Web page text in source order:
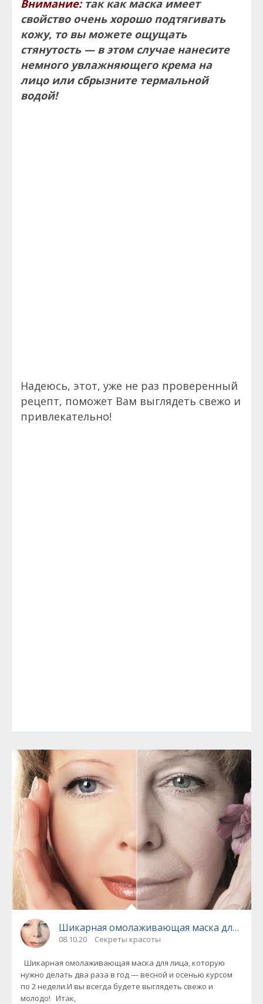
Внимание:так как маска имеет
свойство очень хорошо подтягивать
кожу, то вы можете ощущать
стянутость — в этом случае нанесите
немного увлажняющего крема на
лицо или сбрызните термальной
водой!
Надеюсь, этот, уже не раз проверенный
рецепт, поможет Вам выглядеть свежо и
привлекательно!
Шикарная омолаживающая маска для лица
08.10.20 Секреты красоты
Шикарная омолаживающая маска для лица, которую
нужно делать два раза в год — весной и осенью курсом
по 2 недели.И вы всегда будете выглядеть свежо и
молодо! Итак,